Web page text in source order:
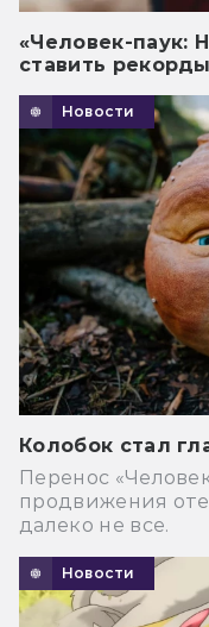
«Человек-паук:
ставить рекорды
Новости
Колобок стал
Перенос
продвижения
далеко не все.
Новости